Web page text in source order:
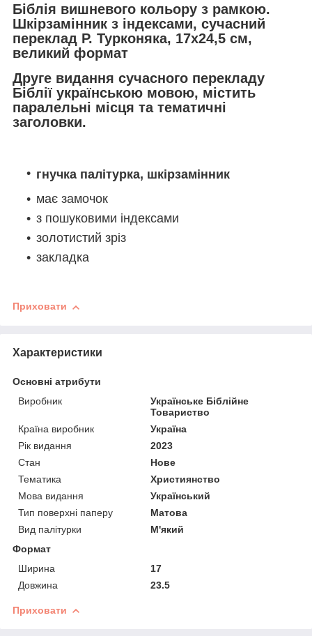
Біблія вишневого кольору з рамкою.
Шкірзамінник з індексами, сучасний
переклад Р. Турконяка, 17х24,5 см,
великий формат
Друге видання сучасного перекладу
Біблії українською мовою, містить
паралельні місця та тематичні
заголовки.
гнучка палітурка, шкірзамінник
має замочок
з пошуковими індексами
золотистий зріз
закладка
Приховати
Характеристики
Основні атрибути
Виробник
Українське Біблійне
Товариство
Країна виробник
Україна
Рік видання
2023
Стан
Нове
Тематика
Християнство
Мова видання
Український
Тип поверхні паперу
Матова
Вид палітурки
М'який
Формат
Ширина
17
Довжина
23.5
Приховати